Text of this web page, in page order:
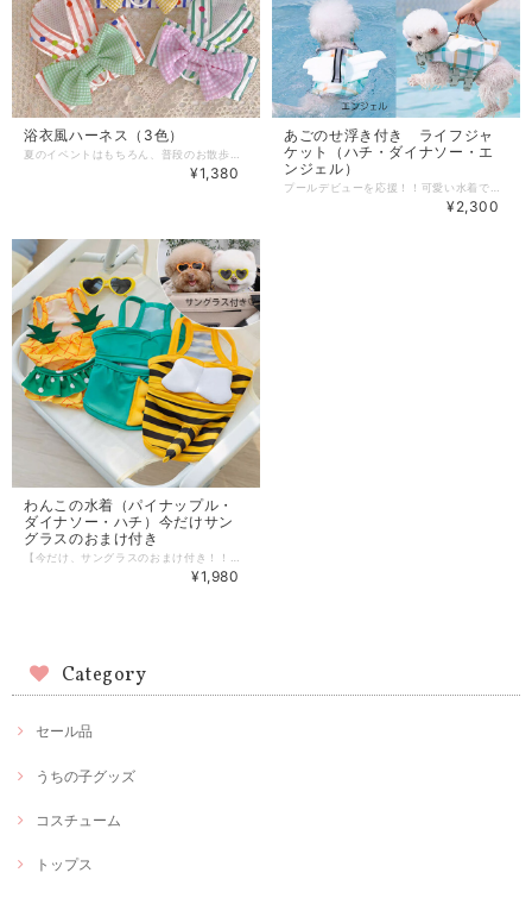
浴衣風ハーネス（3色）
¥1,380
あごのせ浮き付き ライフジャ
ケット（ハチ・ダイナソー・エ
ンジェル）
¥2,300
わんこの水着（パイナップル・
ダイナソー・ハチ）今だけサン
グラスのおまけ付き
¥1,980
Category
セール品
うちの子グッズ
コスチューム
トップス